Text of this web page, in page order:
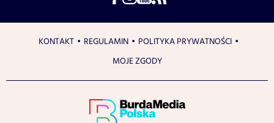
KONTAKT REGULAMIN
POLITYKA PRYWATNOŚCI
MOJE ZGODY